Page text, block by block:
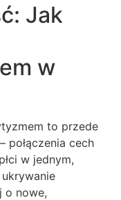
Jak
w
to przede
połączenia cech
w jednym,
o nowe,